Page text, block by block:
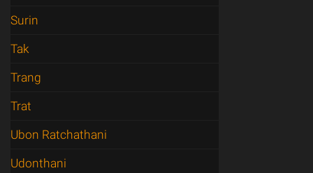
Surin
Tak
Trang
Trat
Ubon Ratchathani
Udonthani